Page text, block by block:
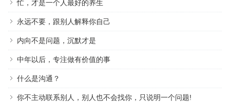
忙，才是一个人最好的养生
永远不要，跟别人解释你自己
内向不是问题，沉默才是
中年以后，专注做有价值的事
什么是沟通？
你不主动联系别人，别人也不会找你，只说明一个问题!